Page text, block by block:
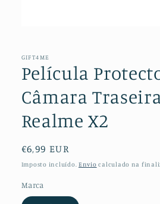
1
modal
GIFT4ME
Película
Câmara
Realme X2
Preço
normal
€6,99 EUR
Imposto incluído. Envio calculado na
Marca